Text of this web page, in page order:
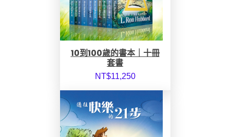
10到100歲的書本｜十冊
套書
NT$11,250